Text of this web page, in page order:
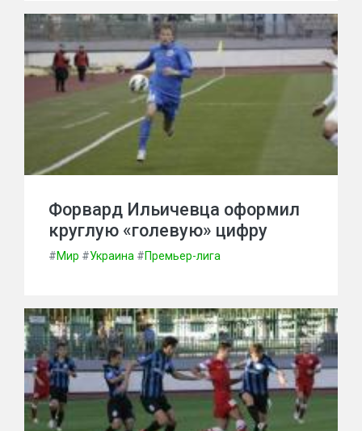
Форвард Ильичевца оформил
круглую «голевую» цифру
#Мир #Украина #Премьер-лига